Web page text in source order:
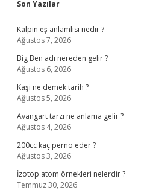
Sidebar
Son Yazılar
Kalpın eş anlamlısı nedir ?
Ağustos 7, 2026
Big Ben adı nereden gelir ?
Ağustos 6, 2026
Kaşi ne demek tarih ?
Ağustos 5, 2026
Avangart tarzı ne anlama gelir ?
Ağustos 4, 2026
200cc kaç perno eder ?
Ağustos 3, 2026
İzotop atom örnekleri nelerdir ?
Temmuz 30, 2026